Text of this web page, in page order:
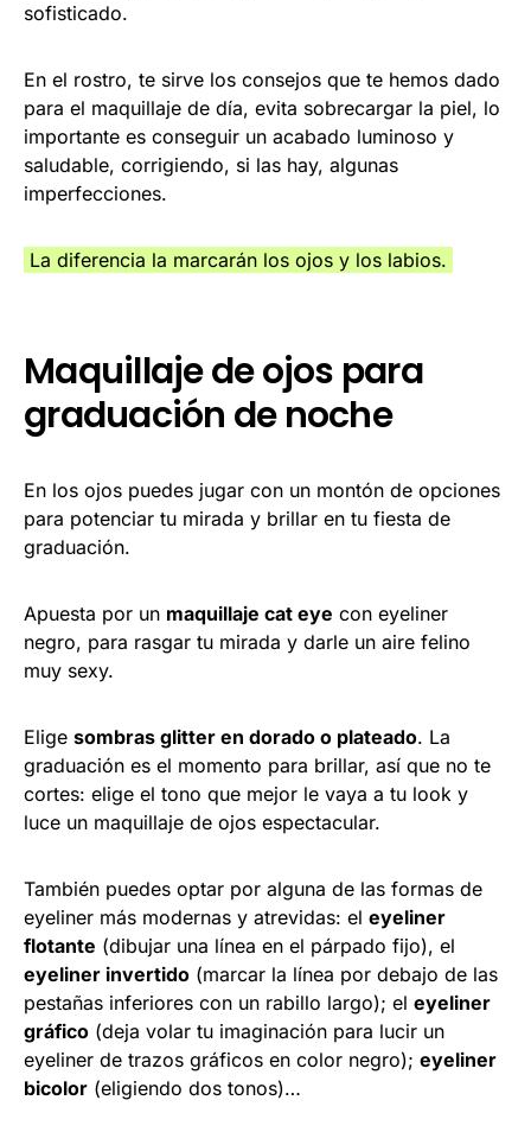
sofisticado.
En el rostro, te sirve los consejos que te hemos dado
para el maquillaje de día, evita sobrecargar la piel, lo
importante es conseguir un acabado luminoso y
saludable, corrigiendo, si las hay, algunas
imperfecciones.
La diferencia la marcarán los ojos y los labios.
Maquillaje de ojos para
graduación de noche
En los ojos puedes jugar con un montón de opciones
para potenciar tu mirada y brillar en tu fiesta de
graduación.
Apuesta por un maquillaje cat eye con eyeliner
negro, para rasgar tu mirada y darle un aire felino
muy sexy.
Elige sombras glitter en dorado o plateado. La
graduación es el momento para brillar, así que no te
cortes: elige el tono que mejor le vaya a tu look y
luce un maquillaje de ojos espectacular.
También puedes optar por alguna de las formas de
eyeliner más modernas y atrevidas: el eyeliner
flotante (dibujar una línea en el párpado fijo), el
eyeliner invertido (marcar la línea por debajo de las
pestañas inferiores con un rabillo largo); el eyeliner
gráfico (deja volar tu imaginación para lucir un
eyeliner de trazos gráficos en color negro); eyeliner
bicolor (eligiendo dos tonos)…